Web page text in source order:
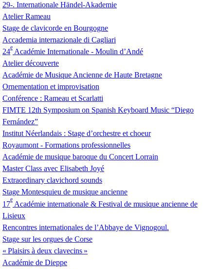
29-. Internationale Händel-Akademie
Atelier Rameau
Stage de clavicorde en Bourgogne
Accademia internazionale di Cagliari
24
e
Académie Internationale - Moulin d’Andé
Atelier découverte
Académie de Musique Ancienne de Haute Bretagne
Ornementation et improvisation
Conférence : Rameau et Scarlatti
FIMTE 12th Symposium on Spanish Keyboard Music “Diego
Fernández”
Institut Néerlandais : Stage d’orchestre et choeur
Royaumont - Formations professionnelles
Académie de musique baroque du Concert Lorrain
Master Class avec Elisabeth Joyé
Extraordinary clavichord sounds
Stage Montesquieu de musique ancienne
17
e
Académie internationale & Festival de musique ancienne de
Lisieux
Rencontres internationales de l’Abbaye de Vignogoul.
Stage sur les orgues de Corse
« Plaisirs à deux clavecins »
Académie de Dieppe